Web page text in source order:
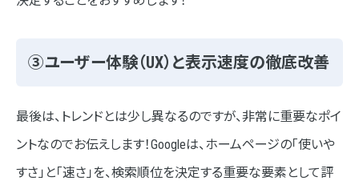
③ユーザー体験（UX）と表示速度の徹底改善
最後は、トレンドとは少し異なるのですが、非常に重要なポイ
ントなのでお伝えします！Googleは、ホームページの「使いや
すさ」と「速さ」を、検索順位を決定する重要な要素として評